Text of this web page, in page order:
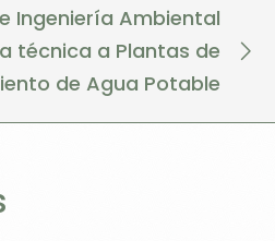
Ingeniería Ambiental
técnica a Plantas de
de Agua Potable